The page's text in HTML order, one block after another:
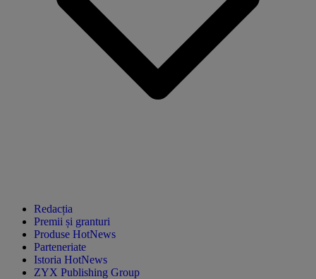
Redacția
Premii și granturi
Produse HotNews
Parteneriate
Istoria HotNews
ZYX Publishing Group